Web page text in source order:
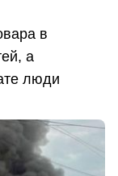
в
а
люди